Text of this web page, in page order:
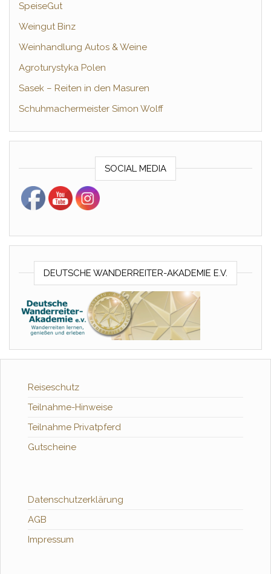
SpeiseGut
Weingut Binz
Weinhandlung Autos & Weine
Agroturystyka Polen
Sasek – Reiten in den Masuren
Schuhmachermeister Simon Wolff
SOCIAL MEDIA
DEUTSCHE WANDERREITER-AKADEMIE E.V.
Reiseschutz
Teilnahme-Hinweise
Teilnahme Privatpferd
Gutscheine
Datenschutzerklärung
AGB
Impressum